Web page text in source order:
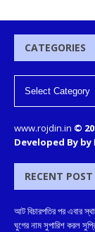
CATEGORIES
www.rojdin.in ©
Developed By by
RECENT POST
আট বিচারপতির পর এবার
ঘুগের নাম সুপারিশ করল